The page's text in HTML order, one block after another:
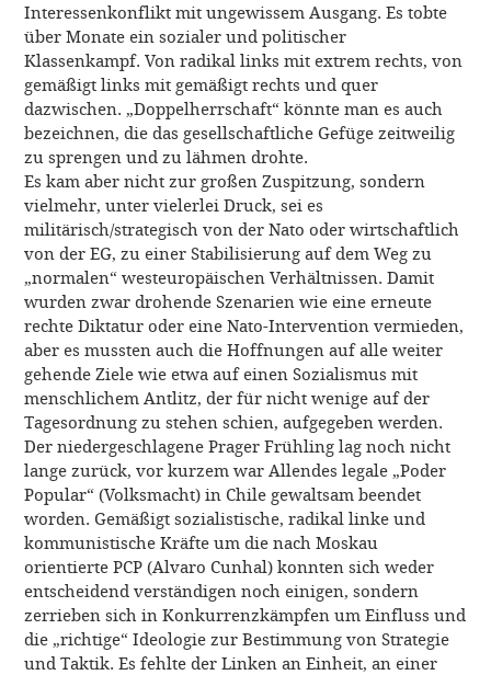
Interessenkonflikt mit ungewissem Ausgang. Es tobte
über Monate ein sozialer und politischer
Klassenkampf. Von radikal links mit extrem rechts, von
gemäßigt links mit gemäßigt rechts und quer
dazwischen. „Doppelherrschaft“ könnte man es auch
bezeichnen, die das gesellschaftliche Gefüge zeitweilig
zu sprengen und zu lähmen drohte.
Es kam aber nicht zur großen Zuspitzung, sondern
vielmehr, unter vielerlei Druck, sei es
militärisch/strategisch von der Nato oder wirtschaftlich
von der EG, zu einer Stabilisierung auf dem Weg zu
„normalen“ westeuropäischen Verhältnissen. Damit
wurden zwar drohende Szenarien wie eine erneute
rechte Diktatur oder eine Nato-Intervention vermieden,
aber es mussten auch die Hoffnungen auf alle weiter
gehende Ziele wie etwa auf einen Sozialismus mit
menschlichem Antlitz, der für nicht wenige auf der
Tagesordnung zu stehen schien, aufgegeben werden.
Der niedergeschlagene Prager Frühling lag noch nicht
lange zurück, vor kurzem war Allendes legale „Poder
Popular“ (Volksmacht) in Chile gewaltsam beendet
worden. Gemäßigt sozialistische, radikal linke und
kommunistische Kräfte um die nach Moskau
orientierte PCP (Alvaro Cunhal) konnten sich weder
entscheidend verständigen noch einigen, sondern
zerrieben sich in Konkurrenzkämpfen um Einfluss und
die „richtige“ Ideologie zur Bestimmung von Strategie
und Taktik. Es fehlte der Linken an Einheit, an einer